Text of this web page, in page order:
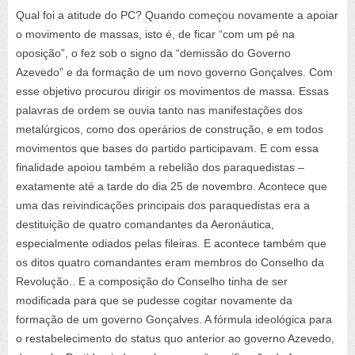
Qual foi a atitude do PC? Quando começou novamente a apoiar
o movimento de massas, isto é, de ficar “com um pé na
oposição”, o fez sob o signo da “demissão do Governo
Azevedo” e da formação de um novo governo Gonçalves. Com
esse objetivo procurou dirigir os movimentos de massa. Essas
palavras de ordem se ouvia tanto nas manifestações dos
metalúrgicos, como dos operários de construção, e em todos
movimentos que bases do partido participavam. E com essa
finalidade apoiou também a rebelião dos paraquedistas –
exatamente até a tarde do dia 25 de novembro. Acontece que
uma das reivindicações principais dos paraquedistas era a
destituição de quatro comandantes da Aeronáutica,
especialmente odiados pelas fileiras. E acontece também que
os ditos quatro comandantes eram membros do Conselho da
Revolução.. E a composição do Conselho tinha de ser
modificada para que se pudesse cogitar novamente da
formação de um governo Gonçalves. A fórmula ideológica para
o restabelecimento do status quo anterior ao governo Azevedo,